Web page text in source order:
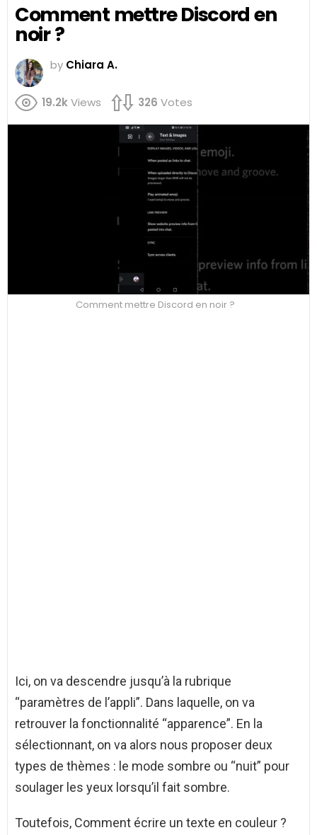
Comment mettre Discord en
noir ?
by Chiara A.
19.2kViews 326 Votes
Comment mettre Discord en noir ?
Ici, on va descendre jusqu’à la rubrique
“paramètres de l’appli”. Dans laquelle, on va
retrouver la fonctionnalité “apparence”. En la
sélectionnant, on va alors nous proposer deux
types de thèmes : le mode sombre ou “nuit” pour
soulager les yeux lorsqu’il fait sombre.
Toutefois, Comment écrire un texte en couleur ?